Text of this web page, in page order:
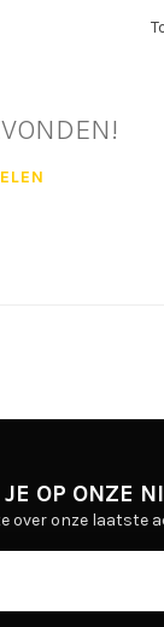
OP ONZE
over onze laatste